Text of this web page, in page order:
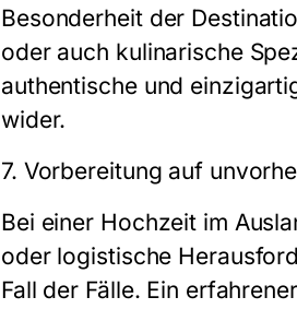
Besonderheit der
oder auch kulinarische
authentische und
wider.
7. Vorbereitung auf
Bei einer Hochzeit im
oder logistische
Fall der Fälle. Ein